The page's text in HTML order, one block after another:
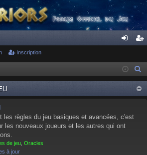
ne
xi
on
cri
pti
on
Inscription
les règles du jeu basiques et avancées, c'est
les nouveaux joueurs et les autres qui ont
de jeu Oracles
à jour